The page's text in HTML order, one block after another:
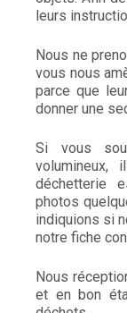
leurs
Nous ne
vous nous
parce que
donner une
Si vous
volumineux,
déchetterie
photos
indiquions si
notre fiche
Nous
et en bon